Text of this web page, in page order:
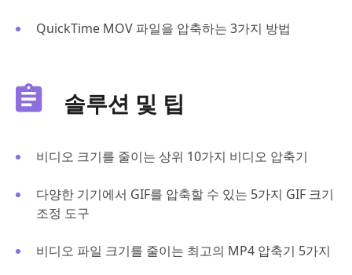
QuickTime MOV 파일을 압축하는 3가지 방법
솔루션 및 팁
비디오 크기를 줄이는 상위 10가지 비디오 압축기
다양한 기기에서 GIF를 압축할 수 있는 5가지 GIF 크기
조정 도구
비디오 파일 크기를 줄이는 최고의 MP4 압축기 5가지